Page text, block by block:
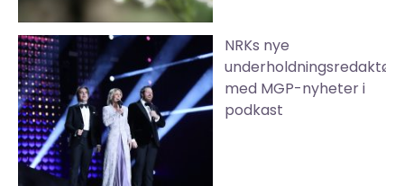
NRKs nye
underholdningsredaktør
med MGP-nyheter i
podkast